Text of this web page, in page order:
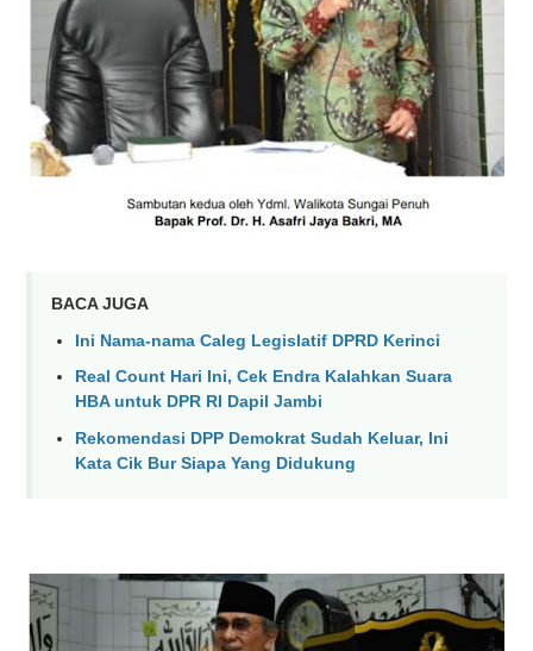
BACA JUGA
Ini Nama-nama Caleg Legislatif DPRD Kerinci
Real Count Hari Ini, Cek Endra Kalahkan Suara
HBA untuk DPR RI Dapil Jambi
Rekomendasi DPP Demokrat Sudah Keluar, Ini
Kata Cik Bur Siapa Yang Didukung